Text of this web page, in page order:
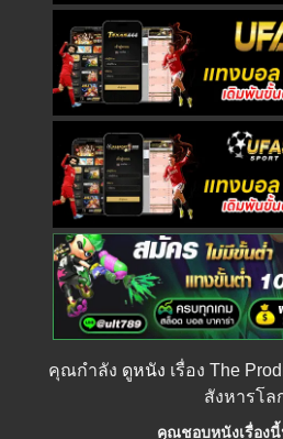
คุณกำลัง ดูหนัง เรื่อง The
สังหารโล
คุณชอบหนังเรื่องนี้